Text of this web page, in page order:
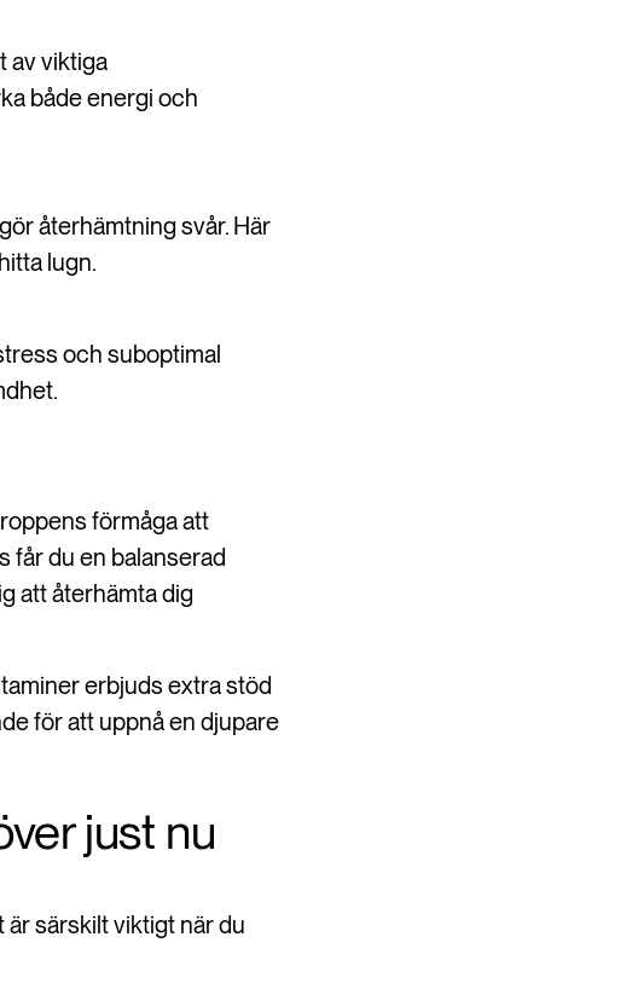
av viktiga
både energi och
återhämtning svår. Här
lugn.
och suboptimal
förmåga att
får du en balanserad
att återhämta dig
erbjuds extra stöd
för att uppnå en djupare
just nu
särskilt viktigt när du